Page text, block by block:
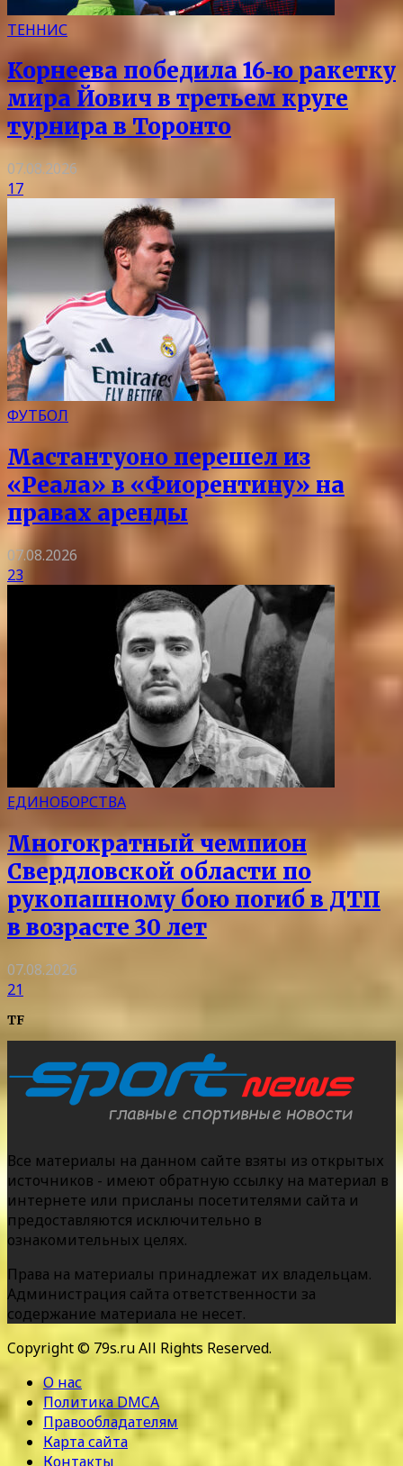
ТЕННИС
Корнеева победила 16‑ю ракетку
мира Йович в третьем круге
турнира в Торонто
07.08.2026
17
ФУТБОЛ
Мастантуоно перешел из
«Реала» в «Фиорентину» на
правах аренды
07.08.2026
23
ЕДИНОБОРСТВА
Многократный чемпион
Свердловской области по
рукопашному бою погиб в ДТП
в возрасте 30 лет
07.08.2026
21
TF
Все материалы на данном сайте взяты из открытых
источников - имеют обратную ссылку на материал в
интернете или присланы посетителями сайта и
предоставляются исключительно в
ознакомительных целях.
Права на материалы принадлежат их владельцам.
Администрация сайта ответственности за
содержание материала не несет.
Copyright © 79s.ru All Rights Reserved.
О нас
Политика DMCA
Правообладателям
Карта сайта
Контакты